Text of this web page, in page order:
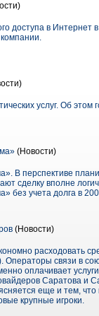
доступа в Интернет
услуг. Об этом
(Новости)
В перспективе
сделку вполне
без учета долга в
(Новости)
расходовать
Операторы связи в
оплачивает
Саратова и
еще и тем, что
крупные игроки.